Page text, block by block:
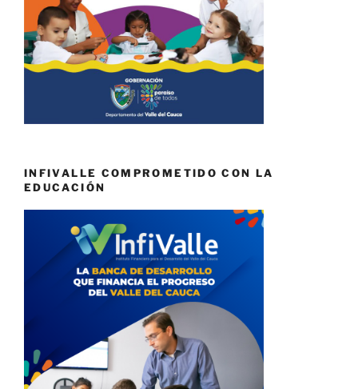
INFIVALLE COMPROMETIDO CON LA
EDUCACIÓN